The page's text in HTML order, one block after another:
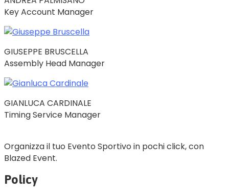
Key Account Manager
GIUSEPPE BRUSCELLA
Assembly Head Manager
GIANLUCA CARDINALE
Timing Service Manager
Organizza il tuo Evento Sportivo in pochi click, con
Blazed Event.
Policy